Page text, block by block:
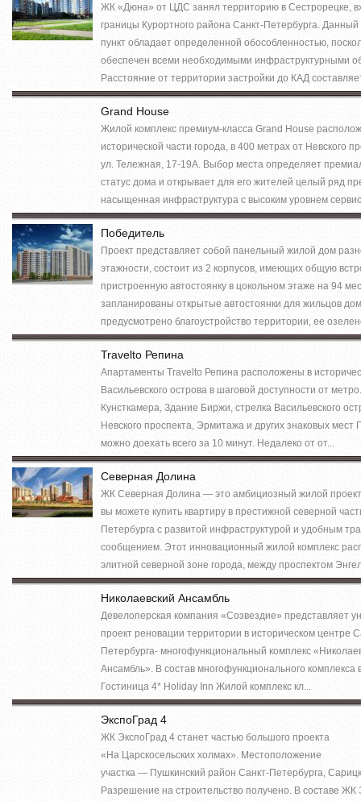
ЖК «Дюна» от ЦДС занял территорию в Сестрорецке,
границы Курортного района Санкт-Петербурга.
пункт обладает определенной обособленностью,
обеспечен всеми необходимыми инфраструктурными
Расстояние от территории застройки до КАД
Grand House
Жилой комплекс премиум-класса Grand House
исторической части города, в 400 метрах от Невского
ул. Тележная, 17-19А. Выбор места определяет
статус дома и открывает для его жителей целый ряд
насыщенная инфраструктура с высоким уровнем
Победитель
Проект представляет собой панельный жилой дом
этажности, состоит из 2 корпусов, имеющих общую
пристроенную автостоянку в цокольном этаже на 94
запланированы открытые автостоянки для жильцов
предусмотрено благоустройство территории, ее
Travelto Репина
Апартаменты Travelto Репина расположены в
Васильевского острова в шаговой доступности от
Кунсткамера, Здание Биржи, стрелка Васильевского
Невского проспекта, Эрмитажа и других знаковых мест
можно доехать всего за 10 минут. Недалеко от от...
Северная Долина
ЖК Северная Долина — это амбициозный жилой
вы можете купить квартиру в престижной северной
Петербурга с развитой инфраструктурой и удобным
сообщением. Этот инновационный жилой комплекс
элитной северной зоне города, между проспектом
Николаевский Ансамбль
Девелоперская компания «Созвездие» представляет
проект реновации территории в историческом центре
Петербурга- многофункциональный комплекс
Ансамбль». В состав многофункционального комплекса
Гостиница 4* Holiday Inn Жилой комплекс кл...
ЭкспоГрад 4
ЖК ЭкспоГрад 4 станет частью большого проекта
«На Царскосельских холмах». Местоположение
участка — Пушкинский район Санкт-Петербурга,
Разрешение на строительство получено. В составе ЖК